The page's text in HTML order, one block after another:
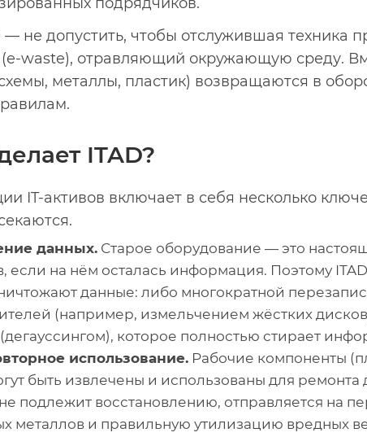
— не допустить, чтобы отслужившая техника
waste), отравляющий окружающую среду.
металлы, пластик) возвращаются в
ITAD?
IT-активов включает в себя несколько
данных. Старое оборудование — это
если на нём осталась информация. Поэтому
данные: либо многократной
(например, измельчением жёстких
которое полностью стирает
использование. Рабочие компоненты
быть извлечены и использованы для ремонта
подлежит восстановлению, отправляется на
металлов и правильную утилизацию вредных